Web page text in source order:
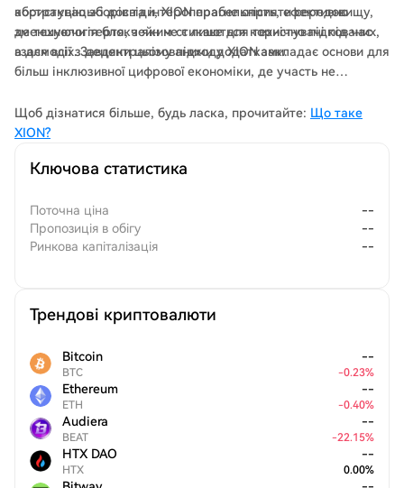
абстракцію зборів та інтероперабельність, ефективно
зменшуючи тертя, з яким стикаються користувачі під час
взаємодії з децентралізованими додатками.
користувацькі досвіди, XION прагне сприяти середовищу,
де технологія блокчейн не є лише для технічно підкованих,
а для всіх. Завдяки цьому підходу XION закладає основи для
більш інклюзивної цифрової економіки, де участь не
Щоб дізнатися більше, будь ласка, прочитайте: Що таке
XION?
Ключова статистика
Поточна ціна
--
Пропозиція в обігу
--
Ринкова капіталізація
--
Трендові криптовалюти
Bitcoin
BTC
--
-0.23%
Ethereum
ETH
--
-0.40%
Audiera
BEAT
--
-22.15%
HTX DAO
HTX
--
0.00%